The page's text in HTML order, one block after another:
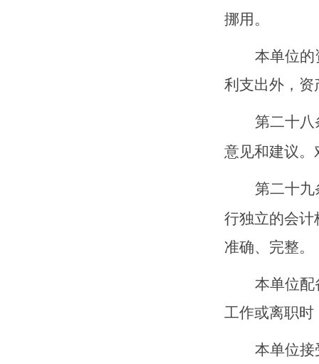
挪用。
本单位的
利支出外，资
第二十八
意见和建议。
第二十九
行独立的会计
准确、完整。
本单位配
工作或离职时
本单位接